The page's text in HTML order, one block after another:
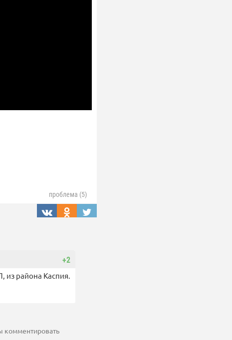
проблема (5)
+2
из района Каспия.
комментировать